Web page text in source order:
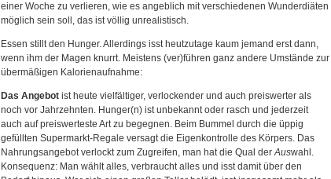
einer Woche zu verlieren, wie es angeblich mit verschiedenen Wunderdiäten
möglich sein soll, das ist völlig unrealistisch.
Essen stillt den Hunger. Allerdings isst heutzutage kaum jemand erst dann,
wenn ihm der Magen knurrt. Meistens (ver)führen ganz andere Umstände zur
übermäßigen Kalorienaufnahme:
Das Angebotist heute vielfältiger, verlockender und auch preiswerter als
noch vor Jahrzehnten. Hunger(n) ist unbekannt oder rasch und jederzeit
auch auf preiswerteste Art zu begegnen. Beim Bummel durch die üppig
gefüllten Supermarkt-Regale versagt die Eigenkontrolle des Körpers. Das
Nahrungsangebot verlockt zum Zugreifen, man hat die Qual derAuswahl.
Konsequenz: Man wählt alles, verbraucht alles und isst damit über den